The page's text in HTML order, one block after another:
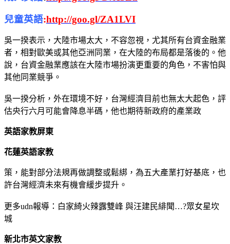
兒童英語:http://goo.gl/ZA1LVI
吳一揆表示，大陸市場太大，不容忽視，尤其所有台資金融業
者，相對歐美或其他亞洲同業，在大陸的布局都是落後的。他
說，台資金融業應該在大陸市場扮演更重要的角色，不害怕與
其他同業競爭。
吳一揆分析，外在環境不好，台灣經濟目前也無太大起色，評
估央行六月可能會降息半碼，他也期待新政府的產業政
英語家教屏東
花蓮英語家教
策，能對部分法規再做調整或鬆綁，為五大產業打好基底，也
許台灣經濟未來有機會緩步提升。
更多udn報導：白家綺火辣露雙峰 與汪建民緋聞…?眾女星坎
城
新北市英文家教